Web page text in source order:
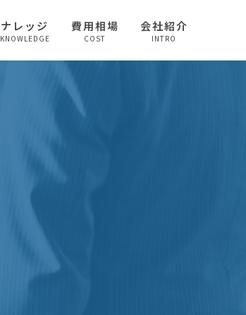
ナレッジ
KNOWLEDGE
費用相場
COST
会社紹介
INTRO